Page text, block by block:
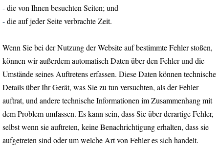
-die von Ihnen besuchten Seiten; und
-die auf jeder Seite verbrachte Zeit.
Wenn Sie bei der Nutzung der Website auf bestimmte Fehler stoßen,
können wir außerdem automatisch Daten über den Fehler und die
Umstände seines Auftretens erfassen. Diese Daten können technische
Details über Ihr Gerät, was Sie zu tun versuchten, als der Fehler
auftrat, und andere technische Informationen im Zusammenhang mit
dem Problem umfassen. Es kann sein, dass Sie über derartige Fehler,
selbst wenn sie auftreten, keine Benachrichtigung erhalten, dass sie
aufgetreten sind oder um welche Art von Fehler es sich handelt.